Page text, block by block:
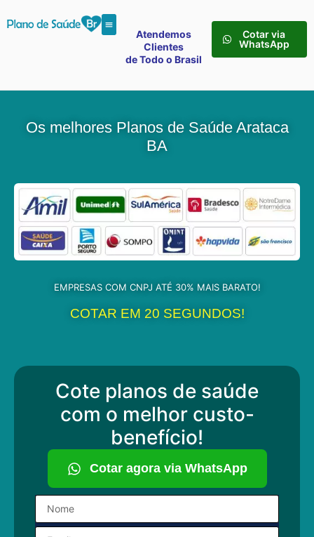
Atendemos
Clientes
de Todo o Brasil
Cotar via
WhatsApp
Os melhores Planos de Saúde Arataca
BA
EMPRESAS COM CNPJ ATÉ 30% MAIS BARATO!
COTAR EM 20 SEGUNDOS!​
Cote planos de saúde
com o melhor custo-
benefício!
Cotar agora via WhatsApp